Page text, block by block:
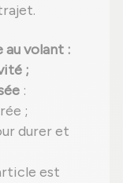
au volant :
;
:
;
durer et
est